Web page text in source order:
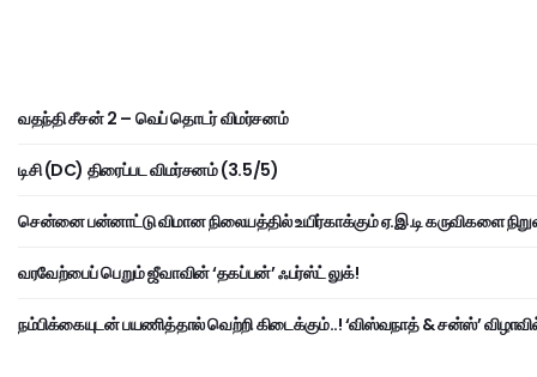
வதந்தி சீசன் 2 – வெப் தொடர் விமர்சனம்
டிசி (DC) திரைப்பட விமர்சனம் (3.5/5)
சென்னை பன்னாட்டு விமான நிலையத்தில் உயிர்காக்கும் ஏ.இ.டி கருவிகளை
வரவேற்பைப் பெறும் ஜீவாவின் ‘தகப்பன்’ ஃபர்ஸ்ட் லுக்!
நம்பிக்கையுடன் பயணித்தால் வெற்றி கிடைக்கும்..! ‘விஸ்வநாத் & சன்ஸ்’